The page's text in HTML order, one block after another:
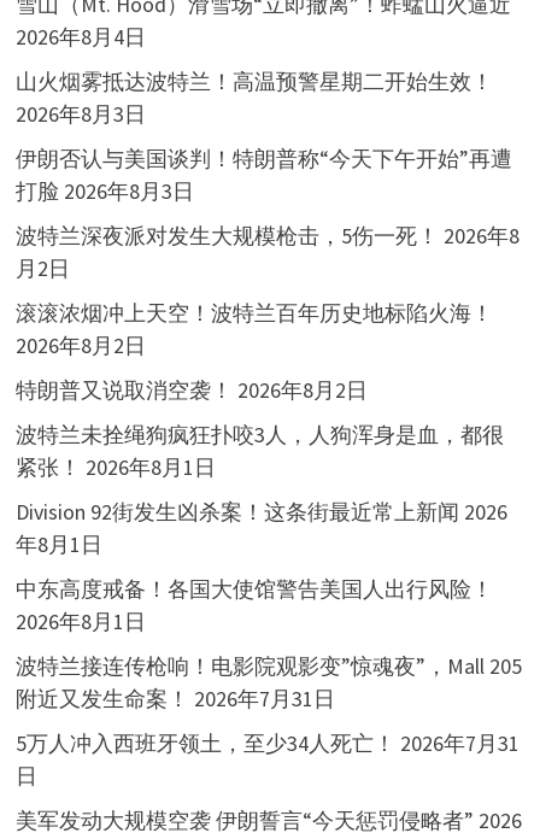
2026年8月4日
山火烟雾抵达波特兰！高温预警星期二开始生效！
2026年8月3日
伊朗否认与美国谈判！特朗普称“今天下午开始”再遭
打脸 2026年8月3日
波特兰深夜派对发生大规模枪击，5伤一死！ 2026年8
月2日
滚滚浓烟冲上天空！波特兰百年历史地标陷火海！
2026年8月2日
特朗普又说取消空袭！ 2026年8月2日
波特兰未拴绳狗疯狂扑咬3人，人狗浑身是血，都很
紧张！ 2026年8月1日
Division 92街发生凶杀案！这条街最近常上新闻 2026
年8月1日
中东高度戒备！各国大使馆警告美国人出行风险！
2026年8月1日
波特兰接连传枪响！电影院观影变”惊魂夜”，Mall 205
附近又发生命案！ 2026年7月31日
5万人冲入西班牙领土，至少34人死亡！ 2026年7月31
日
美军发动大规模空袭 伊朗誓言“今天惩罚侵略者” 2026